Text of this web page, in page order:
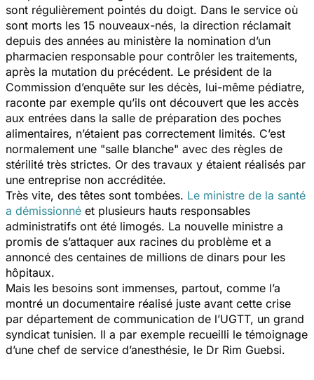
sont régulièrement pointés du doigt. Dans le service où
sont morts les 15 nouveaux-nés, la direction réclamait
depuis des années au ministère la nomination d’un
pharmacien responsable pour contrôler les traitements,
après la mutation du précédent. Le président de la
Commission d’enquête sur les décès, lui-même pédiatre,
raconte par exemple qu’ils ont découvert que les accès
aux entrées dans la salle de préparation des poches
alimentaires, n’étaient pas correctement limités. C’est
normalement une "salle blanche" avec des règles de
stérilité très strictes. Or des travaux y étaient réalisés par
une entreprise non accréditée.
Très vite, des têtes sont tombées. Le ministre de la santé
a démissionné et plusieurs hauts responsables
administratifs ont été limogés. La nouvelle ministre a
promis de s’attaquer aux racines du problème et a
annoncé des centaines de millions de dinars pour les
hôpitaux.
Mais les besoins sont immenses, partout, comme l’a
montré un documentaire réalisé juste avant cette crise
par département de communication de l’UGTT, un grand
syndicat tunisien. Il a par exemple recueilli le témoignage
d’une chef de service d’anesthésie, le Dr Rim Guebsi.